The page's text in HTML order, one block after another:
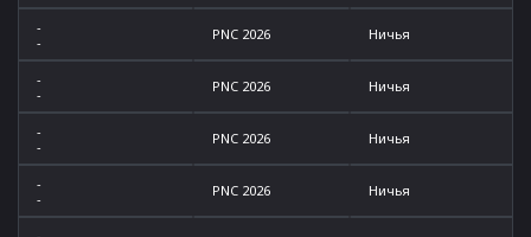
-
-
PNC 2026 Ничья
-
-
PNC 2026 Ничья
-
-
PNC 2026 Ничья
-
-
PNC 2026 Ничья